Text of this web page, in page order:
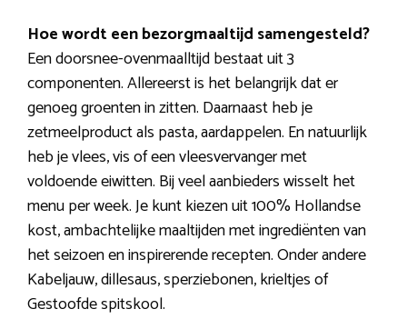
Hoe wordt een bezorgmaaltijd samengesteld?
Een doorsnee-ovenmaalltijd bestaat uit 3
componenten. Allereerst is het belangrijk dat er
genoeg groenten in zitten. Daarnaast heb je
zetmeelproduct als pasta, aardappelen. En natuurlijk
heb je vlees, vis of een vleesvervanger met
voldoende eiwitten. Bij veel aanbieders wisselt het
menu per week. Je kunt kiezen uit 100% Hollandse
kost, ambachtelijke maaltijden met ingrediënten van
het seizoen en inspirerende recepten. Onder andere
Kabeljauw, dillesaus, sperziebonen, krieltjes of
Gestoofde spitskool.